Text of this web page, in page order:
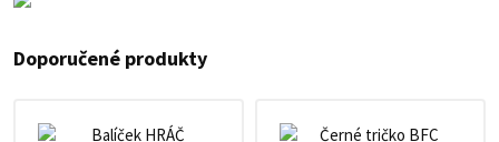
Doporučené produkty